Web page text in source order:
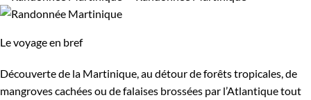
Le voyage en bref
Découverte de la Martinique, au détour de forêts tropicales, de
mangroves cachées ou de falaises brossées par l’Atlantique tout